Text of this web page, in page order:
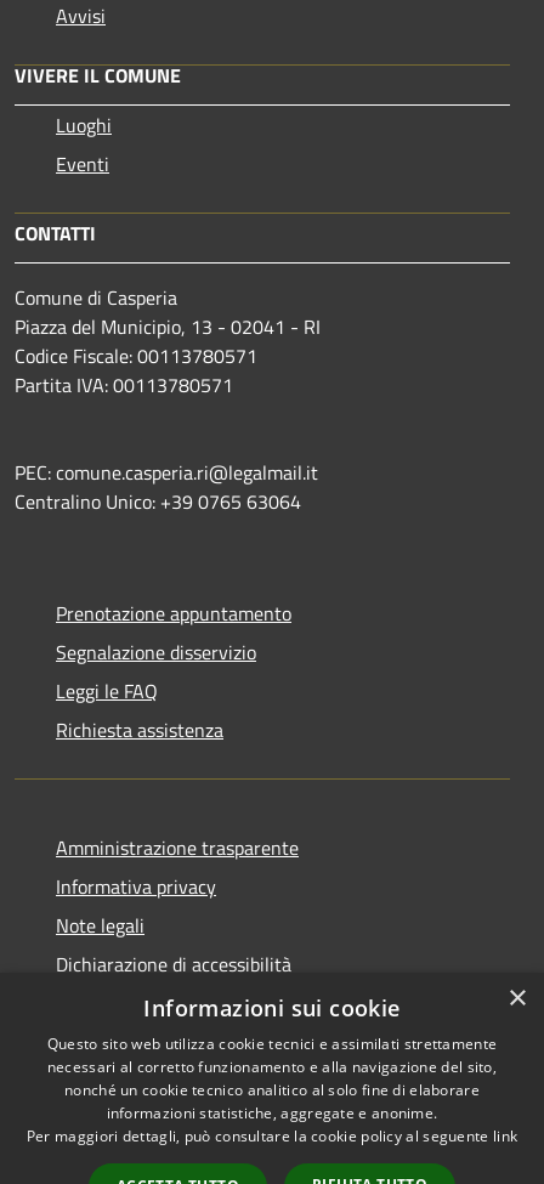
Avvisi
VIVERE IL COMUNE
Luoghi
Eventi
CONTATTI
Comune di Casperia
Piazza del Municipio, 13 - 02041 - RI
Codice Fiscale: 00113780571
Partita IVA: 00113780571
PEC: comune.casperia.ri@legalmail.it
Centralino Unico: +39 0765 63064
Prenotazione appuntamento
Segnalazione disservizio
Leggi le FAQ
Richiesta assistenza
Amministrazione trasparente
Informativa privacy
Note legali
Dichiarazione di accessibilità
Accessibilità
Privacy
Copyright © 2026 • Comune di
Casperia • Powered by
Municipium•Accesso
redazione
×
Informazioni sui cookie
Questo sito web utilizza cookie tecnici e assimilati strettamente
necessari al corretto funzionamento e alla navigazione del sito,
nonché un cookie tecnico analitico al solo fine di elaborare
informazioni statistiche, aggregate e anonime.
Per maggiori dettagli, può consultare la cookie policy al seguente link